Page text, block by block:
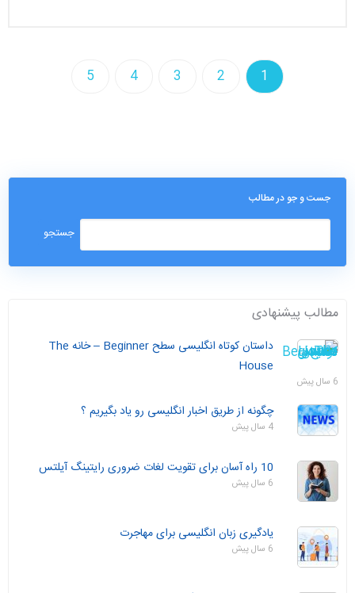
1
2
3
4
5
جست و جو در مطالب
مطالب پیشنهادی
داستان‌ کوتاه انگلیسی سطح Beginner – خانه The
House
6 سال پیش
چگونه از طریق اخبار انگلیسی رو یاد بگیریم ؟
4 سال پیش
10 راه آسان برای تقویت لغات ضروری رایتینگ آیلتس
6 سال پیش
یادگیری زبان انگلیسی برای مهاجرت
6 سال پیش